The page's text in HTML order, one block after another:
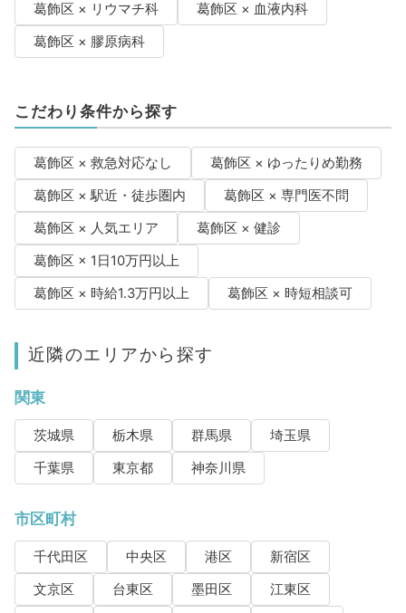
葛飾区 × リウマチ科
葛飾区 × 血液内科
葛飾区 × 膠原病科
こだわり条件から探す
葛飾区 × 救急対応なし
葛飾区 × ゆったりめ勤務
葛飾区 × 駅近・徒歩圏内
葛飾区 × 専門医不問
葛飾区 × 人気エリア
葛飾区 × 健診
葛飾区 × 1日10万円以上
葛飾区 × 時給1.3万円以上
葛飾区 × 時短相談可
近隣のエリアから探す
関東
茨城県 栃木県 群馬県
埼玉県
千葉県
東京都 神奈川県
市区町村
千代田区 中央区 港区
新宿区
文京区
台東区 墨田区
江東区